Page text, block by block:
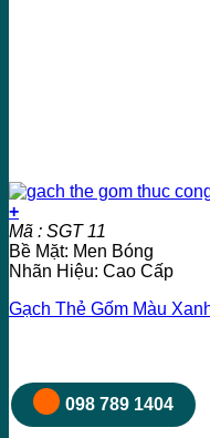
+
Mã : SGT 11
Bề Mặt: Men Bóng
Nhãn Hiệu: Cao Cấp
Gạch Thẻ Gốm Màu
098 789 1404